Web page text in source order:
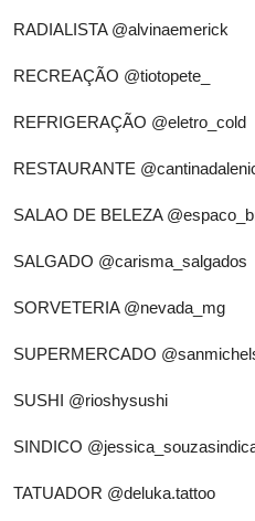
RADIALISTA @alvinaemerick
RECREAÇÃO @tiotopete_
REFRIGERAÇÃO @eletro_cold
RESTAURANTE
SALAO DE BELEZA
SALGADO @carisma_salgados
SORVETERIA @nevada_mg
SUPERMERCADO
SUSHI @rioshysushi
SINDICO
TATUADOR @deluka.tattoo